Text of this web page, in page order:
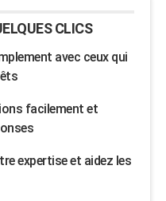
CLICS
avec ceux qui
facilement et
expertise et aidez les